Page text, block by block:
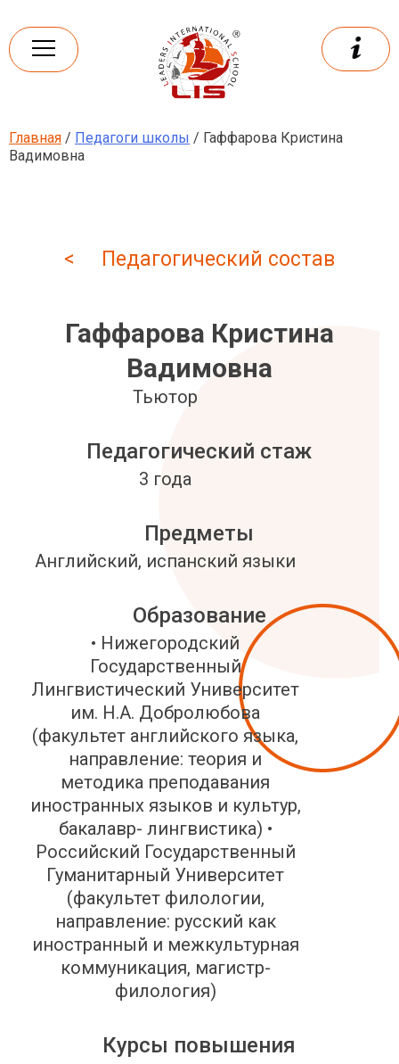
content
Leaders
International school
Главная / Педагоги школы / Гаффарова Кристина
Вадимовна
< Педагогический состав
Гаффарова Кристина
Вадимовна
Тьютор
Педагогический стаж
3 года
Предметы
Английский, испанский языки
Образование
• Нижегородский
Государственный
Лингвистический Университет
им. Н.А. Добролюбова
(факультет английского языка,
направление: теория и
методика преподавания
иностранных языков и культур,
бакалавр- лингвистика) •
Российский Государственный
Гуманитарный Университет
(факультет филологии,
направление: русский как
иностранный и межкультурная
коммуникация, магистр-
филология)
Курсы повышения